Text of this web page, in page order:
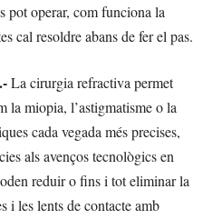
pot operar, com funciona la
cal resoldre abans de fer el pas.
La cirurgia refractiva permet
la miopia, l’astigmatisme o la
cada vegada més precises,
als avenços tecnològics en
reduir o fins i tot eliminar la
i les lents de contacte amb